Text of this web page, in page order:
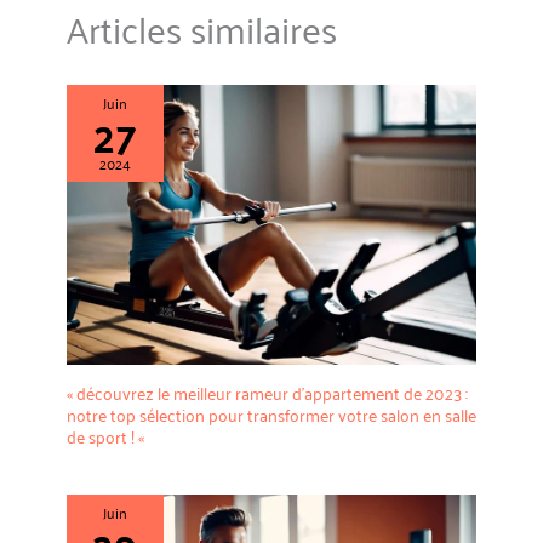
engageons à fournir des produits
et services de haute qualité.Nous
cyclisme et maillots de triathlon
peuvent vous aider à profiter de
votre sport et de votre course
plus confortablement et
librement.Nos marques
fournissons une qualité de
design,nos produits peuvent être
parfaitement adaptés au sport
du triathlon, du cyclisme, de la
natation et de la course,et
peuvent être commutés à la
perfection
Articles similaires
Juin
27
2024
« découvrez le meilleur rameur d’appartement de 2023 :
notre top sélection pour transformer votre salon en salle
de sport ! «
Juin